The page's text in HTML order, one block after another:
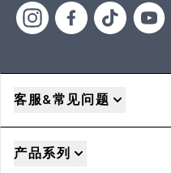
客服&常见问题
产品系列